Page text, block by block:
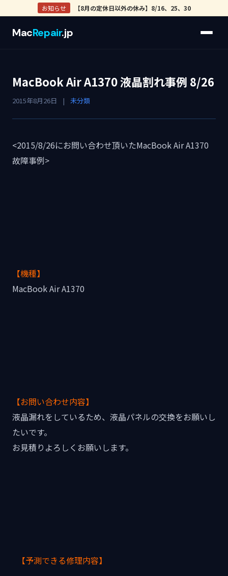
お知らせ 【8月の定休日以外の休み】8/16、25、30
MacRepair.jp
MacBook Air A1370 液晶割れ事例 8/26
2015年8月26日 | 未分類
<2015/8/26にお問い合わせ頂いたMacBook Air A1370
故障事例>
【機種】
MacBook Air A1370
【お問い合わせ内容】
液晶漏れをしているため、液晶パネルの交換をお願いし
たいです。
お見積りよろしくお願いします。
【予測できる修理内容】